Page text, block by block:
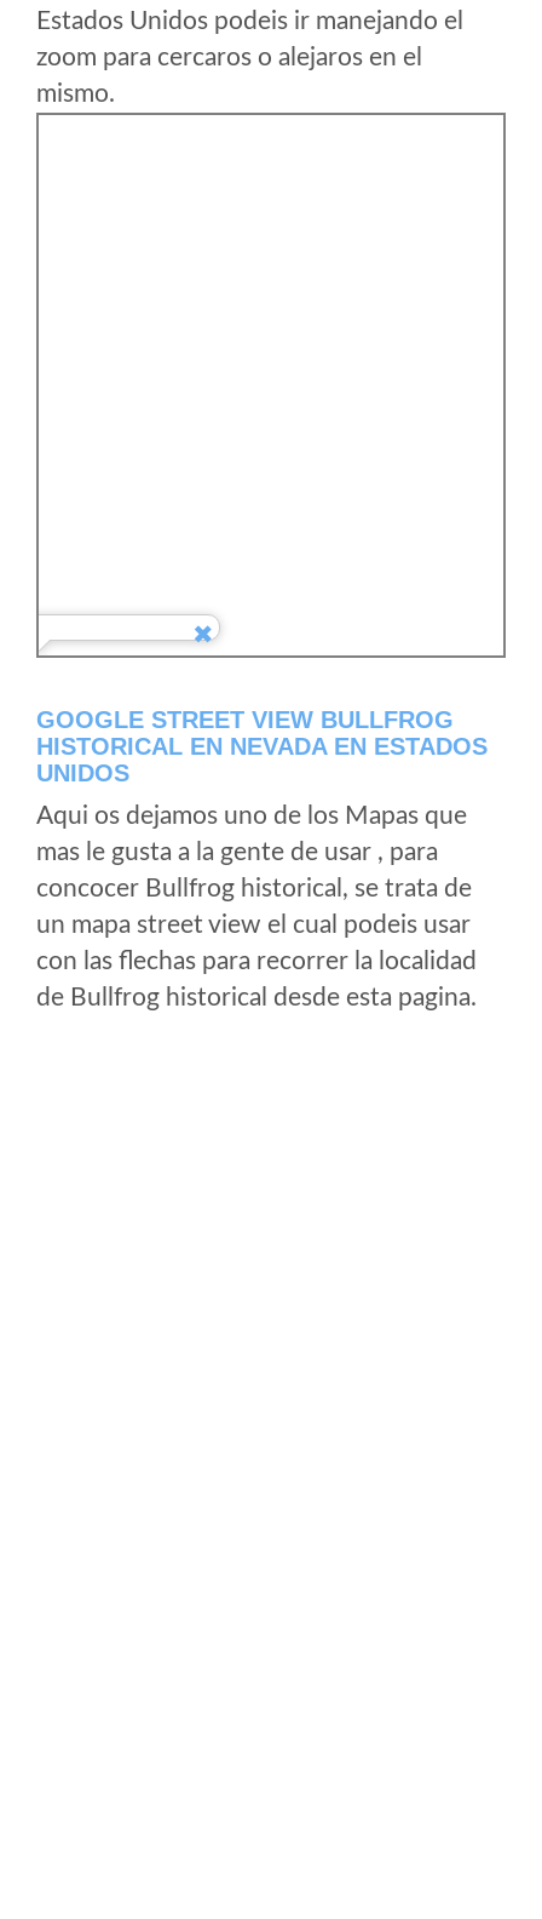
Estados Unidos podeis ir manejando el
zoom para cercaros o alejaros en el
mismo.
GOOGLE STREET VIEW BULLFROG
HISTORICAL EN NEVADA EN ESTADOS
UNIDOS
Aqui os dejamos uno de los Mapas que
mas le gusta a la gente de usar , para
concocer Bullfrog historical, se trata de
un mapa street view el cual podeis usar
con las flechas para recorrer la localidad
de Bullfrog historical desde esta pagina.